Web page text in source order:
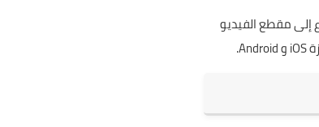
إلى مقطع الفيديو